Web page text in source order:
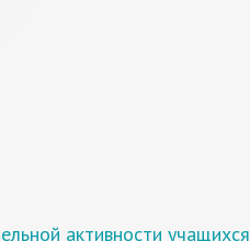
активности учащихся